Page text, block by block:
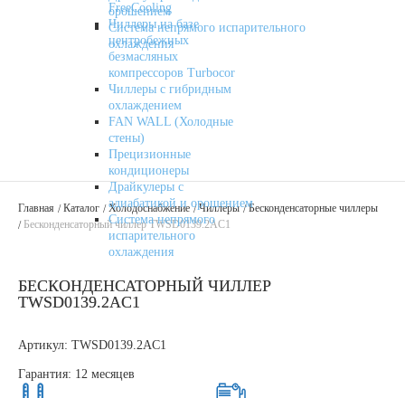
орошением
Система непрямого испарительного
охлаждения
FreeCooling
Чиллеры на базе
центробежных
безмасляных
компрессоров Turbocor
Чиллеры с гибридным
охлаждением
FAN WALL (Холодные
стены)
Прецизионные
кондиционеры
Драйкулеры с
адиабатикой и орошением
Система непрямого
испарительного
охлаждения
Главная Каталог Холодоснабжение Чиллеры
Бесконденсаторные чиллеры
Бесконденсаторный чиллер TWSD0139.2AC1
БЕСКОНДЕНСАТОРНЫЙ ЧИЛЛЕР
TWSD0139.2AC1
Артикул: TWSD0139.2AC1
Гарантия: 12 месяцев